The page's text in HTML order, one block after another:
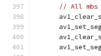
// All mbs